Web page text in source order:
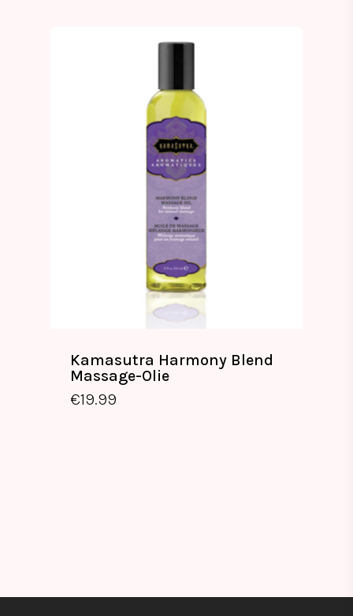
Kamasutra Harmony Blend
Massage-Olie
€19.99
€